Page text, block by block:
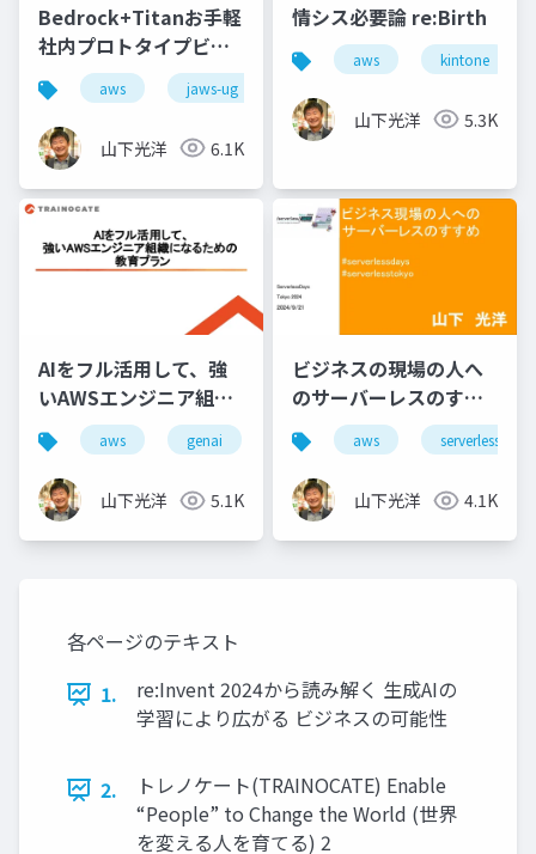
Bedrock+Titanお手軽
社内プロトタイプビル
ディングaws jaws-ug
山下光洋 6.1K
情シス必要論 re:Birth
aws kintone
山下光洋 5.3K
AIをフル活用して、強
いAWSエンジニア組織
になるための教育プラ
ン
aws genai
山下光洋 5.1K
ビジネスの現場の人へ
のサーバーレスのすす
め
aws serverless
山下光洋 4.1K
各ページのテキスト
1.
re:Invent 2024から読み解く 生成AIの
学習により広がる ビジネスの可能性
2.
トレノケート(TRAINOCATE) Enable
“People” to Change the World (世界
を変える人を育てる) 2